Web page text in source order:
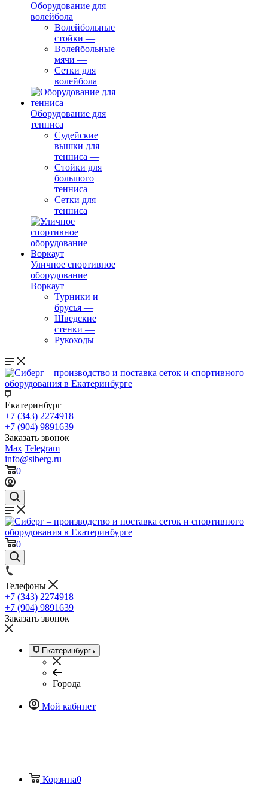
Оборудование для
волейбола
Волейбольные
стойки —
Волейбольные
мячи —
Сетки для
волейбола
Оборудование для
тенниса
Судейские
вышки для
тенниса —
Стойки для
большого
тенниса —
Сетки для
тенниса
Уличное спортивное
оборудование
Воркаут
Турники и
брусья —
Шведские
стенки —
Рукоходы
Екатеринбург
+7 (343) 2274918
+7 (904) 9891639
Заказать звонок
Max Telegram
info@siberg.ru
0
0
Телефоны
+7 (343) 2274918
+7 (904) 9891639
Заказать звонок
Екатеринбург
Города
Мой кабинет
Корзина0